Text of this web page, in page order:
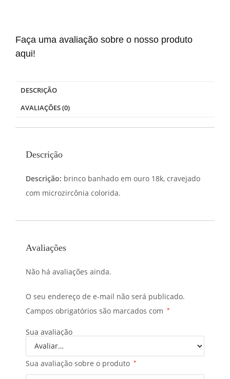
Faça uma avaliação sobre o nosso produto
aqui!
DESCRIÇÃO
AVALIAÇÕES (0)
Descrição
Descrição: brinco banhado em ouro 18k, cravejado
com microzircônia colorida.
Avaliações
Não há avaliações ainda.
O seu endereço de e-mail não será publicado.
Campos obrigatórios são marcados com *
Sua avaliação
Sua avaliação sobre o produto *